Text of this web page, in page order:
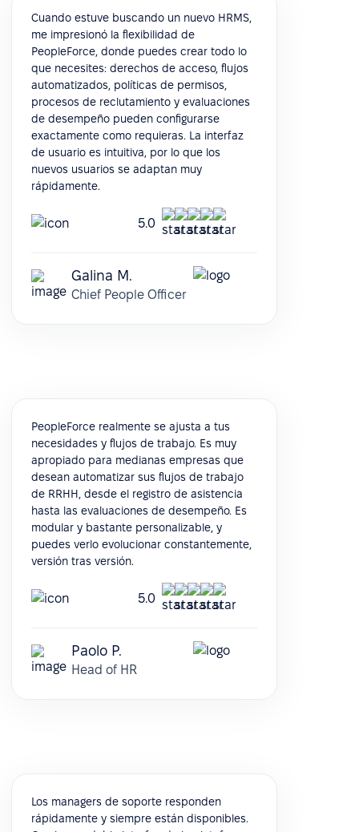
Cuando estuve buscando un nuevo HRMS,
me impresionó la flexibilidad de
PeopleForce, donde puedes crear todo lo
que necesites: derechos de acceso, flujos
automatizados, políticas de permisos,
procesos de reclutamiento y evaluaciones
de desempeño pueden configurarse
exactamente como requieras. La interfaz
de usuario es intuitiva, por lo que los
nuevos usuarios se adaptan muy
rápidamente.
5.0
Galina M.
Chief People Officer
PeopleForce realmente se ajusta a tus
necesidades y flujos de trabajo. Es muy
apropiado para medianas empresas que
desean automatizar sus flujos de trabajo
de RRHH, desde el registro de asistencia
hasta las evaluaciones de desempeño. Es
modular y bastante personalizable, y
puedes verlo evolucionar constantemente,
versión tras versión.
5.0
Paolo P.
Head of HR
Los managers de soporte responden
rápidamente y siempre están disponibles.